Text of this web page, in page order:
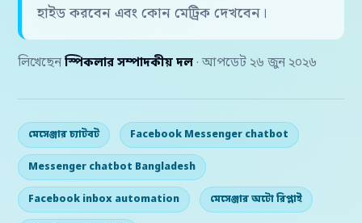
হাইড করবেন এবং কোন মেট্রিক দেখবেন।
লিখেছেন স্পিকলার সম্পাদকীয় দল · আপডেট ২৬ জুন ২০২৬
মেসেঞ্জার চ্যাটবট Facebook Messenger chatbot
Messenger chatbot Bangladesh
Facebook inbox automation মেসেঞ্জার অটো রিপ্লাই